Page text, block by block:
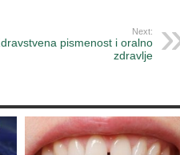
Next:
pismenost i oralno
zdravlje